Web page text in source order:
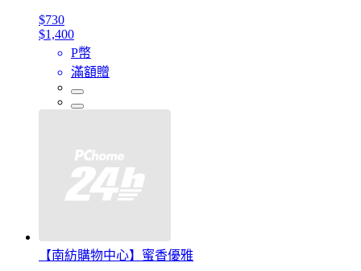
$730
$1,400
P幣
滿額贈
【南紡購物中心】蜜香優雅